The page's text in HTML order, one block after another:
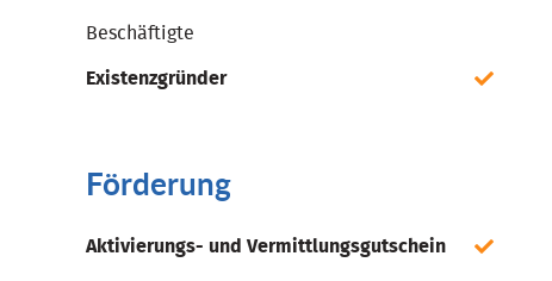
Beschäftigte
Existenzgründer
Förderung
Aktivierungs- und Vermittlungsgutschein